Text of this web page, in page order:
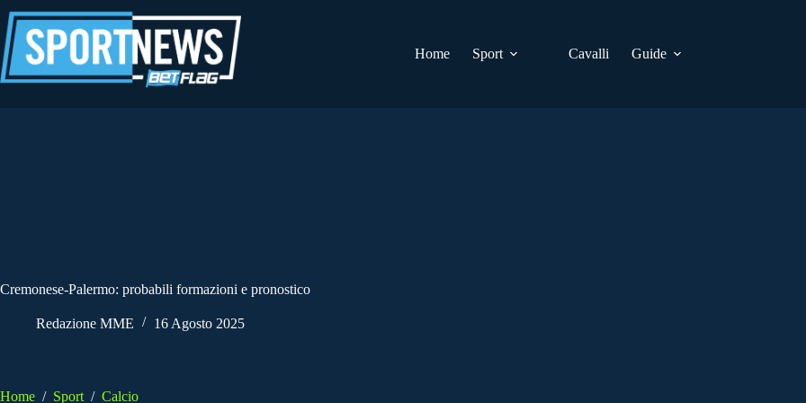
al
contenuto
Home
Sport Cavalli Guide
Cremonese-Palermo: probabili formazioni e pronostico
Redazione MME 16 Agosto 2025
Home / Sport / Calcio